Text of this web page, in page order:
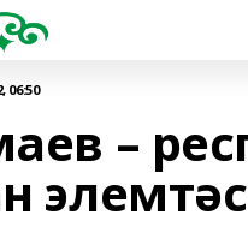
06:50
–